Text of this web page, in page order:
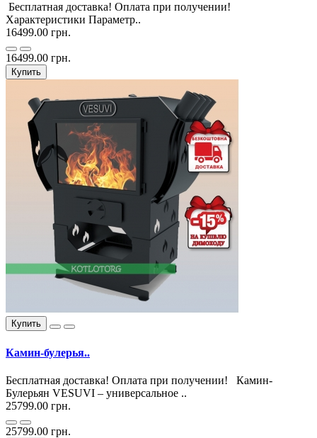
Бесплатная доставка! Оплата при получении!
Характеристики Параметр..
16499.00 грн.
16499.00 грн.
Купить
Купить
Камин-булерья..
Бесплатная доставка! Оплата при получении! Камин-
Булерьян VESUVI – универсальное ..
25799.00 грн.
25799.00 грн.